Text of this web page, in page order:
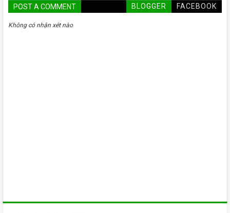
POST A COMMENT BLOGGER FACEBOOK
Không có nhận xét nào